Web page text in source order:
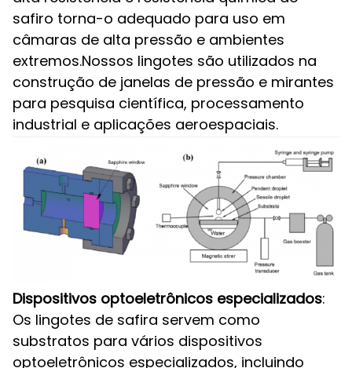
safiro torna-o adequado para uso em
câmaras de alta pressão e ambientes
extremos.Nossos lingotes são utilizados na
construção de janelas de pressão e mirantes
para pesquisa científica, processamento
industrial e aplicações aeroespaciais.
Dispositivos optoeletrônicos especializados:
Os lingotes de safira servem como
substratos para vários dispositivos
optoeletrônicos especializados, incluindo